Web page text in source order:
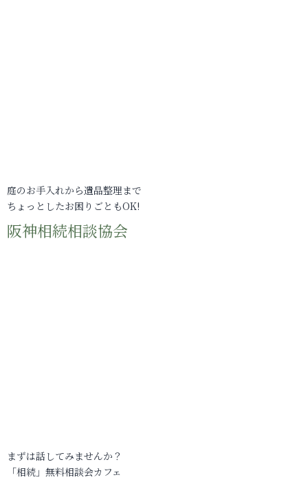
庭のお手入れから遺品整理まで
ちょっとしたお困りごともOK!
阪神相続相談協会
まずは話してみませんか？
「相続」無料相談会カフェ